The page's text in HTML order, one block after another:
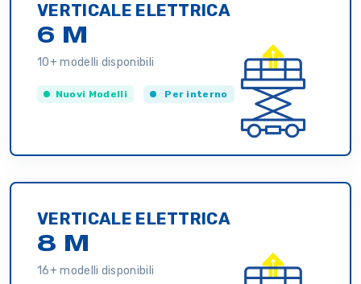
VERTICALE ELETTRICA
6 M
10+ modelli disponibili
Nuovi Modelli Per interno
VERTICALE ELETTRICA
8 M
16+ modelli disponibili